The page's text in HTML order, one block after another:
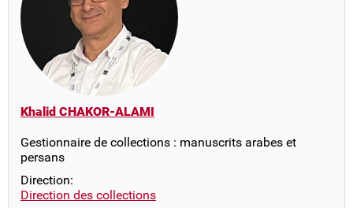
Khalid CHAKOR-ALAMI
Gestionnaire de collections : manuscrits arabes et
persans
Direction:
Direction des collections